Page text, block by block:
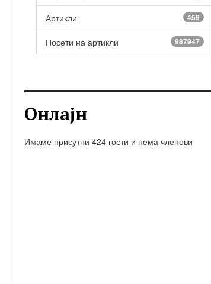
Артикли 459
Посети на артикли 987947
Онлајн
Имаме присутни 424 гости и нема членови